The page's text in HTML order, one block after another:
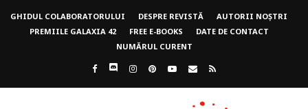
GHIDUL COLABORATORULUI DESPRE REVISTĂ
AUTORII NOȘTRI
PREMIILE GALAXIA 42
FREE E-BOOKS
DATE DE CONTACT
NUMĂRUL CURENT